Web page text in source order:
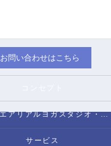
お問い合わせはこちら
藤沢のエアリアルヨガスタジオ・スタジオミヅキの必要とされる理由
サービス